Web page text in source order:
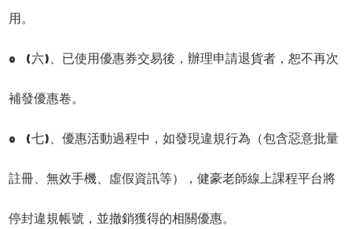
用。
o (六)、已使用優惠券交易後，辦理申請退貨者，恕不再次
補發優惠卷。
o (七)、優惠活動過程中，如發現違規行為（包含惡意批量
註冊、無效手機、虛假資訊等），健豪老師線上課程平台將
停封違規帳號，並撤銷獲得的相關優惠。